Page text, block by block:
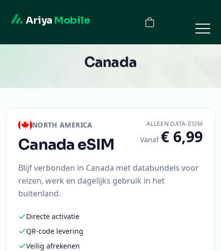
Ariya Mobile
Canada
NORTH AMERICA
Canada eSIM
ALLEEN DATA-ESIM
Vanaf € 6,99
Blijf verbonden in Canada met databundels voor
reizen, werk en dagelijks gebruik in het
buitenland.
Directe activatie
QR-code levering
Veilig afrekenen